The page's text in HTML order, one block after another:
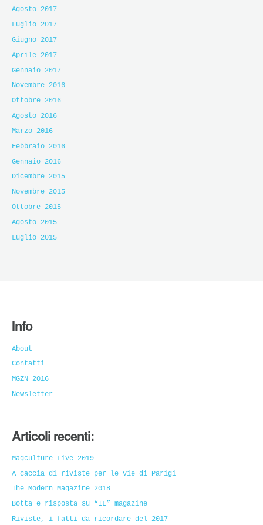
Agosto 2017
Luglio 2017
Giugno 2017
Aprile 2017
Gennaio 2017
Novembre 2016
Ottobre 2016
Agosto 2016
Marzo 2016
Febbraio 2016
Gennaio 2016
Dicembre 2015
Novembre 2015
Ottobre 2015
Agosto 2015
Luglio 2015
Info
About
Contatti
MGZN 2016
Newsletter
Articoli recenti:
Magculture Live 2019
A caccia di riviste per le vie di Parigi
The Modern Magazine 2018
Botta e risposta su “IL” magazine
Riviste, i fatti da ricordare del 2017